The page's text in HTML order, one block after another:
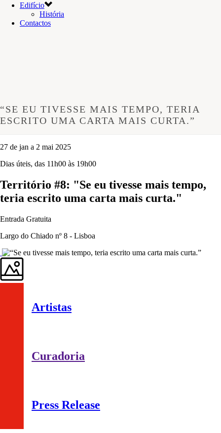
Edifício
História
Contactos
“SE EU TIVESSE MAIS TEMPO, TERIA
ESCRITO UMA CARTA MAIS CURTA.”
27 de jan a 2 mai 2025
Dias úteis, das 11h00 às 19h00
Território #8: "Se eu tivesse mais tempo,
teria escrito uma carta mais curta."
Entrada Gratuita
Largo do Chiado nº 8 - Lisboa
Artistas
Curadoria
Press Release